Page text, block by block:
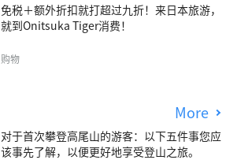
免税＋额外折扣就打超过九折！来日本旅游，
就到Onitsuka Tiger消费！
购物
More
对于首次攀登高尾山的游客：以下五件事您应
该事先了解，以便更好地享受登山之旅。